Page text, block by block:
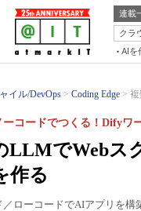
連載
クラ
AIを
イル/DevOps Coding Edge 複
LLMでWebス
作る
コードでつくる！Difyワ
／ローコードでAIアプリを